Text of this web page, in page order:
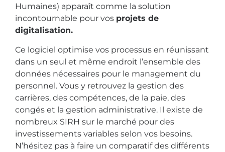
Humaines) apparaît comme la solution
incontournable pour vos projets de
digitalisation.
Ce logiciel optimise vos processus en réunissant
dans un seul et même endroit l’ensemble des
données nécessaires pour le management du
personnel. Vous y retrouvez la gestion des
carrières, des compétences, de la paie, des
congés et la gestion administrative. Il existe de
nombreux SIRH sur le marché pour des
investissements variables selon vos besoins.
N’hésitez pas à faire un comparatif des différents